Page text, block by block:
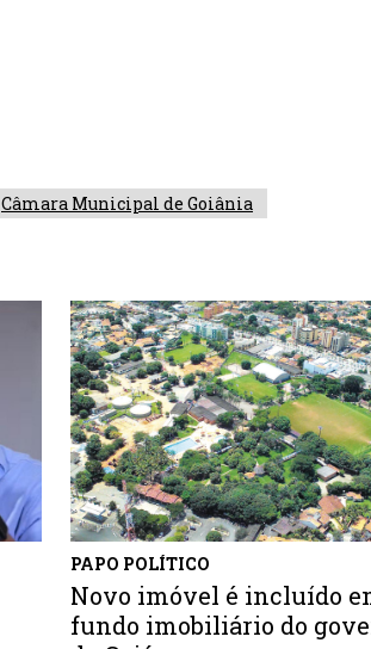
Câmara Municipal de Goiânia
PAPO POLÍTICO
Novo imóvel é incluído
fundo imobiliário do